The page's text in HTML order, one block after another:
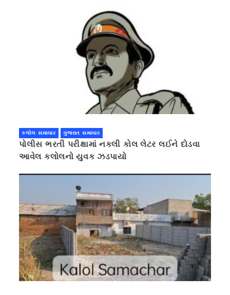
કલોલ સમાચાર ગુજરાત સમાચાર
પોલીસ ભરતી પરીક્ષામાં નકલી કોલ લેટર લઈને દોડવા
આવેલ કલોલનો યુવક ઝડપાયો